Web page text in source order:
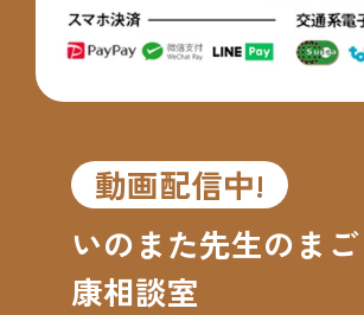
動画配信中!
いのまた先生のま
康相談室